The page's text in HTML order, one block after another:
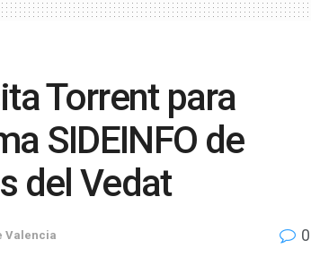
Torrent para
SIDEINFO de
del Vedat
Valencia 0